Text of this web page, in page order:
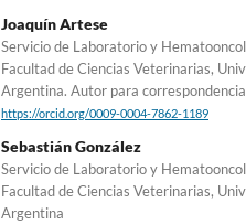
Joaquín Artese
Servicio de Laboratorio y
Facultad de Ciencias Veterinarias,
Argentina. Autor para
https://orcid.org/0009-0004-7862-1189
Sebastián González
Servicio de Laboratorio y
Facultad de Ciencias Veterinarias,
Argentina